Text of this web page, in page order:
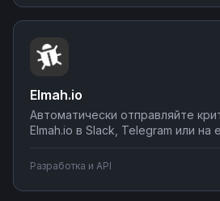
программирования — от
до сложных сценариев
Elmah.io
Автоматически отправляйте
Elmah.io в Slack, Telegram или на
багов, синхронизируйте логи с
мониторинга. Настраивайте
быстрого реагирования на
Разработка и API